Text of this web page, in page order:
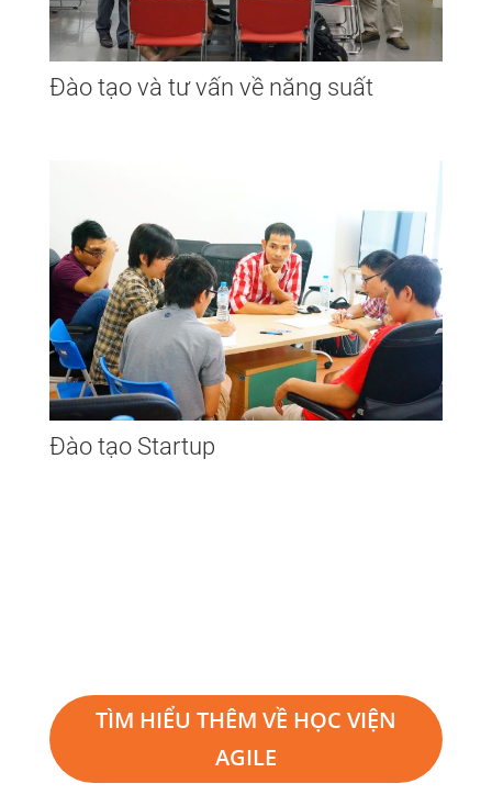
Đào tạo và tư vấn về năng suất
Đào tạo Startup
TÌM HIỂU THÊM VỀ HỌC VIỆN
AGILE